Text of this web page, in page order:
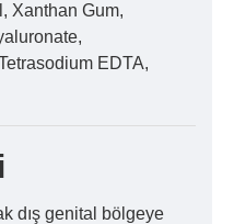
Xanthan Gum,
EDTA,
dış genital bölgeye